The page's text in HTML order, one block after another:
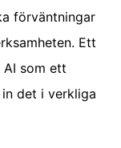
förväntningar
Ett
som ett
det i verkliga